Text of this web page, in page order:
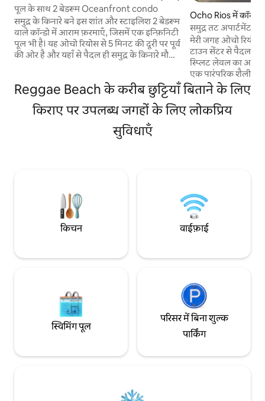
पूल के साथ 2 बेडरूम Oceanfront condo
समुद्र के किनारे बने इस शांत और स्टाइलिश 2 बेडरूम
वाले कॉन्डो में आराम फ़रमाएँ, जिसमें एक इन्फ़िनिटी
पूल भी है। यह ओचो रियोस से 5 मिनट की दूरी पर पूर्व
की ओर है और यहाँ से पैदल ही समुद्र के किनारे मौजूद
ज़्यादा 4 मेहमानों की मेज़बानी कर सकते हैं। चूँकि
बहुत सारे जोड़े यात्रा करते हैं, इसलिए हम 2 मेहमानों
के लिए रियायती मूल किराया ऑफ़र करते हैं। हर
अतिरिक्त मेहमान के लिए अतिरिक्त शुल्क लिया
जाता है और अधिकतम 4 मेहमानों तक यही शुल्क
Ocho Rios में कॉन्डो
समुद्र तट अपार्टमेंट
मेरी जगह ओचो रियोस
टाउन सेंटर से पैदल दूरी पर है।
स्प्लिट लेवल का
एक पारंपरिक शैली के
बीच के ठीक बगल में मौजूद है। एक
के भीतर सेट किए गए
सुंदर हैं और समुद्र और
Reggae Beach के करीब छुट्टियाँ बिताने के लिए
किराए पर उपलब्ध जगहों के लिए लोकप्रिय
सुविधाएँ
किचन वाईफ़ाई
स्विमिंग पूल
परिसर में बिना शुल्क
पार्किंग